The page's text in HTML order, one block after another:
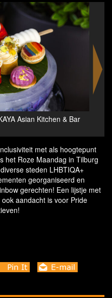
PORTER Steakhouse,
met als hoogtepunt
het Roze Maandag in Tilburg
steden LHBTIQA+
georganiseerd en
gerechten! Een lijstje met
aandacht is voor Pride